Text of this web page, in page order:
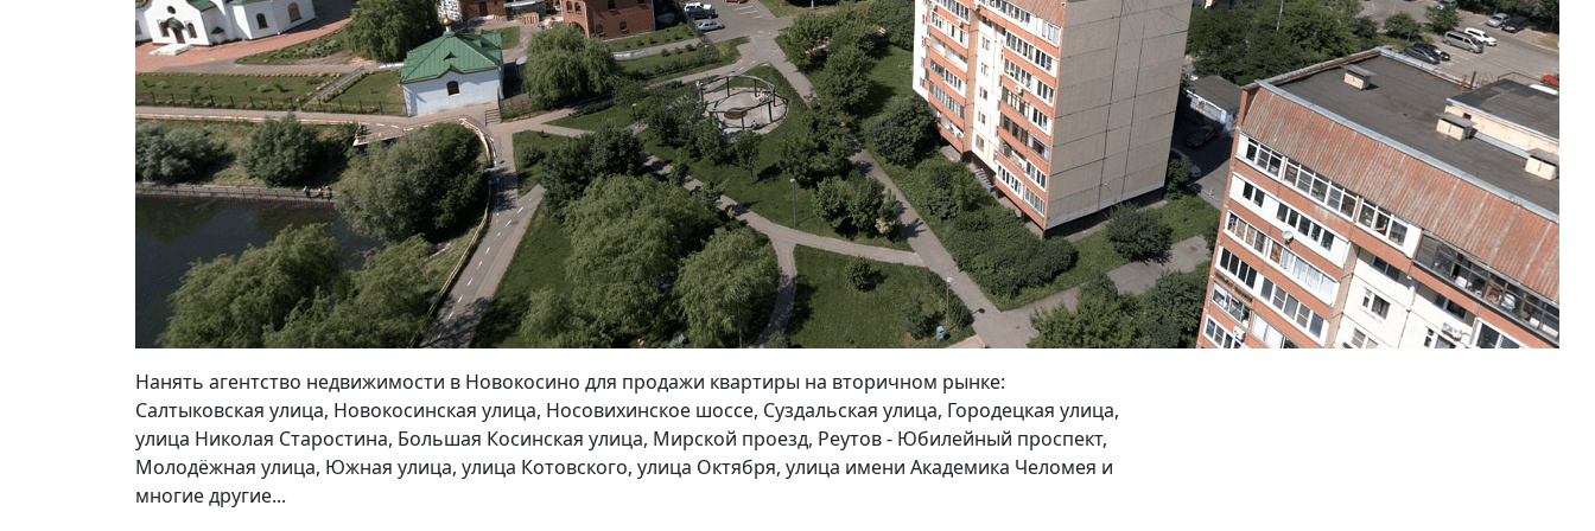
Нанять агентство недвижимости в Новокосино для продажи квартиры на вторичном рынке:
Салтыковская улица, Новокосинская улица, Носовихинское шоссе, Суздальская улица, Городецкая улица,
улица Николая Старостина, Большая Косинская улица, Мирской проезд, Реутов - Юбилейный проспект,
Молодёжная улица, Южная улица, улица Котовского, улица Октября, улица имени Академика Челомея и
многие другие...